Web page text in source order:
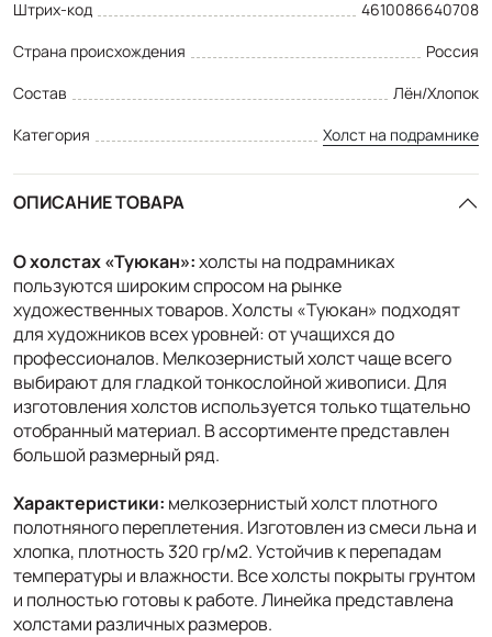
Штрих-код
4610086640708
Страна происхождения
Россия
Состав
Лён/Хлопок
Категория
Холст на подрамнике
ОПИСАНИЕ ТОВАРА
О холстах «Туюкан»:холсты на подрамниках
пользуются широким спросом на рынке
художественных товаров. Холсты «Туюкан» подходят
для художников всех уровней: от учащихся до
профессионалов. Мелкозернистый холст чаще всего
выбирают для гладкой тонкослойной живописи. Для
изготовления холстов используется только тщательно
отобранный материал. В ассортименте представлен
большой размерный ряд.
Характеристики: мелкозернистый холст плотного
полотняного переплетения. Изготовлен из смеси льна и
хлопка, плотность 320 гр/м2. Устойчив к перепадам
температуры и влажности. Все холсты покрыты грунтом
и полностью готовы к работе. Линейка представлена
холстами различных размеров.